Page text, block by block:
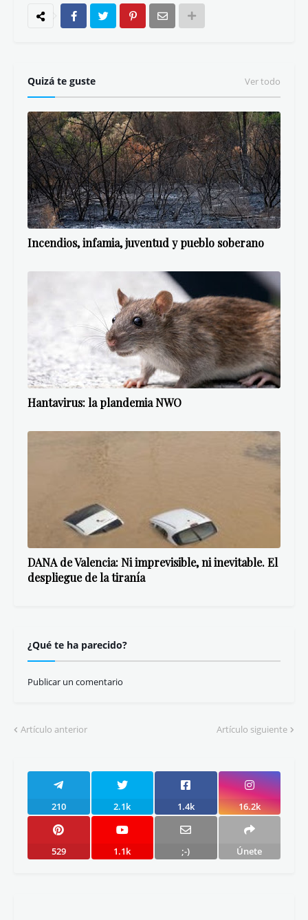
Quizá te guste Ver todo
Incendios, infamia, juventud y pueblo soberano
Hantavirus: la plandemia NWO
DANA de Valencia: Ni imprevisible, ni inevitable. El
despliegue de la tiranía
¿Qué te ha parecido?
Publicar un comentario
Artículo anterior Artículo siguiente
210 2.1k 1.4k 16.2k
529 1.1k ;-) Únete